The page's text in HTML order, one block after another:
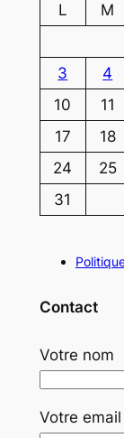
L
M
3
4
10
11
17
18
24
25
31
Contact
Votre nom
Votre email